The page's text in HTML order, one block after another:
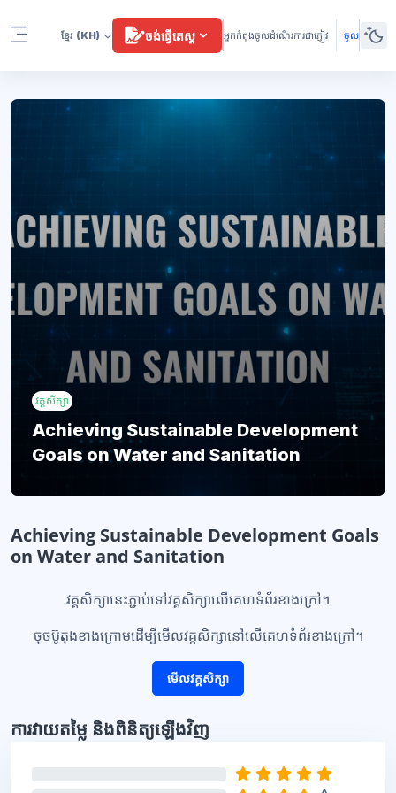
ខ្មែរ (KH) ចង់ធ្វើតេស្ត អ្នកកំពុងចូលដំណើរការជាភ្ញៀវ ចូល
វគ្គសិក្សា
Achieving Sustainable Development
Goals on Water and Sanitation
ប្លុក
Achieving Sustainable Development Goals
on Water and Sanitation
វគ្គសិក្សានេះភ្ជាប់ទៅវគ្គសិក្សាលើគេហទំព័រខាងក្រៅ។
ចុចប៊ូតុងខាងក្រោមដើម្បីមើលវគ្គសិក្សានៅលើគេហទំព័រខាងក្រៅ។
មើលវគ្គសិក្សា
ប្លុក
រំលង ការវាយតម្លៃ និងពិនិត្យឡើងវិញ
ការវាយតម្លៃ និងពិនិត្យឡើងវិញ